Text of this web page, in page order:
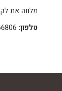
מלווה את
טלפון: